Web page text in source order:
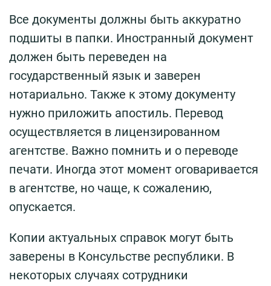
Все документы должны быть аккуратно
подшиты в папки. Иностранный документ
должен быть переведен на
государственный язык и заверен
нотариально. Также к этому документу
нужно приложить апостиль. Перевод
осуществляется в лицензированном
агентстве. Важно помнить и о переводе
печати. Иногда этот момент оговаривается
в агентстве, но чаще, к сожалению,
опускается.
Копии актуальных справок могут быть
заверены в Консульстве республики. В
некоторых случаях сотрудники